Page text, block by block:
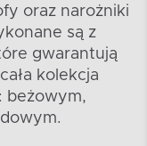
oraz narożniki
są z
gwarantują
kolekcja
beżowym,